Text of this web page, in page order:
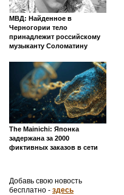
МВД: Найденное в
Черногории тело
принадлежит российскому
музыканту Соломатину
The Mainichi: Японка
задержана за 2000
фиктивных заказов в сети
Добавь свою новость
бесплатно - здесь